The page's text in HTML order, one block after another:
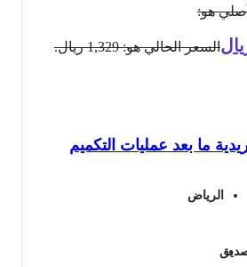
هو:
السعر الحالي هو: 1,329 ريال.
ما بعد عمليات التكميم
الرياض